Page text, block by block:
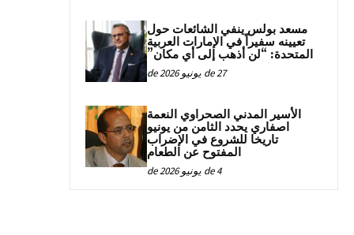
مسعد بولس ينفي الشائعات حول
تعيينه سفيراً في الإمارات العربية
المتحدة: “لن أذهب إلى أي مكان”
27 de يونيو de 2026
الأسير المدني الصحراوي النعمة
اصفاري يحدد الثامن من يونيو
تاريخا للشروع في الإضراب
المفتوح عن الطعام
4 de يونيو de 2026